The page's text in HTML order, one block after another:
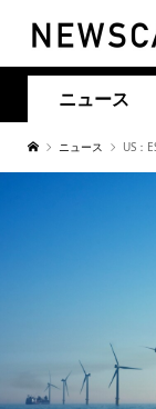
ニュース
ニュース US：